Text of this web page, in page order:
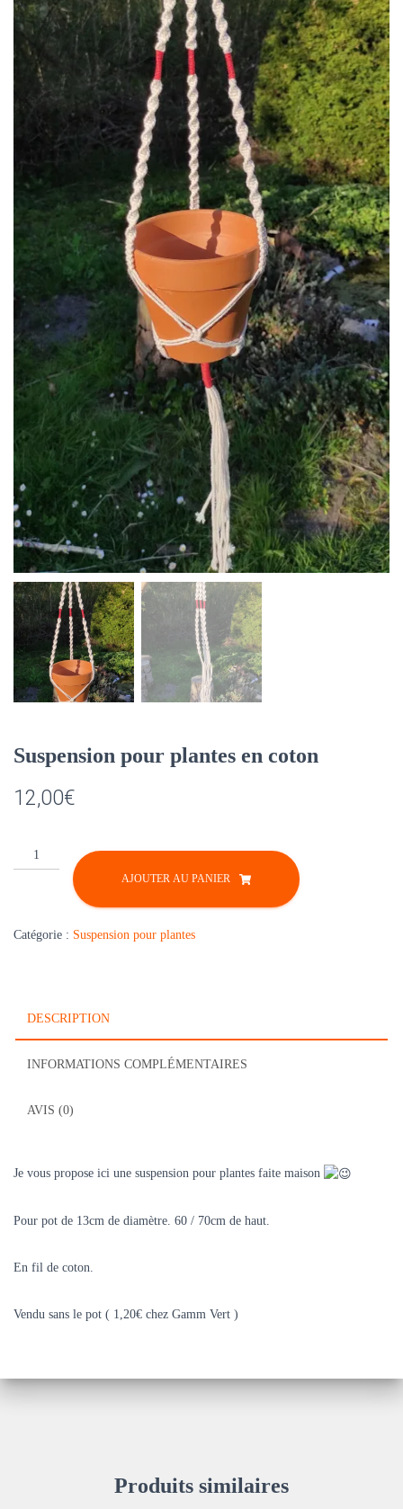
Suspension pour plantes en coton
12,00€
quantité
de
plantes
AJOUTER AU PANIER
Catégorie : Suspension pour plantes
DESCRIPTION
INFORMATIONS COMPLÉMENTAIRES
AVIS (0)
Je vous propose ici une suspension pour plantes faite maison
Pour pot de 13cm de diamètre. 60 / 70cm de haut.
En fil de coton.
Vendu sans le pot ( 1,20€ chez Gamm Vert )
Produits similaires